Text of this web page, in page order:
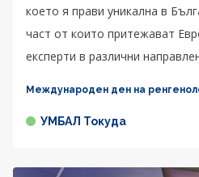
което я прави уникална в
част от които притежават
експерти в различни
Международен ден на
УМБАЛ Токуда